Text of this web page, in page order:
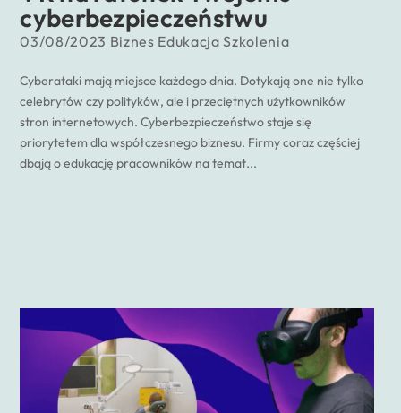
cyberbezpieczeństwu
03/08/2023 Biznes Edukacja Szkolenia
Cyberataki mają miejsce każdego dnia. Dotykają one nie tylko
celebrytów czy polityków, ale i przeciętnych użytkowników
stron internetowych. Cyberbezpieczeństwo staje się
priorytetem dla współczesnego biznesu. Firmy coraz częściej
dbają o edukację pracowników na temat...